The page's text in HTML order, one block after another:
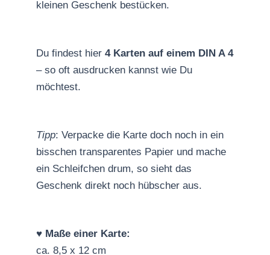
kleinen Geschenk bestücken.
Du findest hier 4 Karten auf einem DIN A 4
– so oft ausdrucken kannst wie Du
möchtest.
Tipp: Verpacke die Karte doch noch in ein
bisschen transparentes Papier und mache
ein Schleifchen drum, so sieht das
Geschenk direkt noch hübscher aus.
♥️ Maße einer Karte:
ca. 8,5 x 12 cm